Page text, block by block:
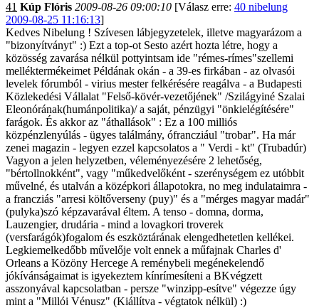
41 Kúp Flóris 2009-08-26 09:00:10 [Válasz erre: 40 nibelung
2009-08-25 11:16:13]
Kedves Nibelung ! Szívesen lábjegyzetelek, illetve magyarázom a
"bizonyítványt" :) Ezt a top-ot Sesto azért hozta létre, hogy a
közösség zavarása nélkül pottyintsam ide "rémes-rímes"szellemi
melléktermékeimet Példának okán - a 39-es firkában - az olvasói
levelek fórumból - virius mester felkérésére reagálva - a Budapesti
Közlekedési Vállalat "Felső-kövér-vezetőjének" /Szilágyiné Szalai
Eleonórának(humánpolitika)/ a saját, pénzügyi "önkielégítésére"
farágok. És akkor az "áthallások" : Ez a 100 milliós
közpénzlenyúlás - ügyes találmány, ófrancziául "trobar". Ha már
zenei magazin - legyen ezzel kapcsolatos a " Verdi - kt" (Trubadúr)
Vagyon a jelen helyzetben, véleményezésére 2 lehetőség,
"bértollnokként", vagy "műkedvelőként - szerénységem ez utóbbit
művelné, és utalván a középkori állapotokra, no meg indulataimra -
a francziás "arresi költőverseny (puy)" és a "mérges magyar madár"
(pulyka)szó képzavarával éltem. A tenso - domna, dorma,
Lauzengier, drudária - mind a lovagkori troverek
(versfarágók)fogalom és eszköztárának elengedhetetlen kellékei.
Legkiemelkedőbb művelője volt ennek a műfajnak Charles d'
Orleans a Közöny Hercege A reménybeli megénekelendő
jókívánságaimat is igyekeztem kínrímesíteni a BKvégzett
asszonyával kapcsolatban - persze "winzipp-esítve" végezze úgy
mint a "Millói Vénusz" (Kiállítva - végtatok nélkül) :)